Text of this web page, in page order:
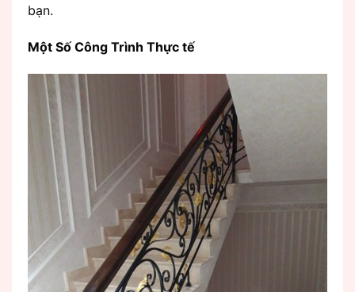
bạn.
Một Số Công Trình Thực tế